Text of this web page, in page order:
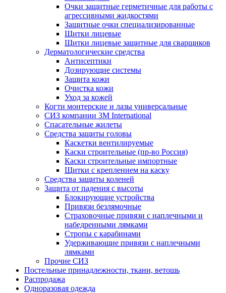
Очки защитные герметичные для работы с
агрессивными жидкостями
Защитные очки специализированные
Щитки лицевые
Щитки лицевые защитные для сварщиков
Дерматологические средства
Антисептики
Дозирующие системы
Защита кожи
Очистка кожи
Уход за кожей
Когти монтерские и лазы универсальные
СИЗ компании 3М International
Спасательные жилеты
Средства защиты головы
Каскетки вентилируемые
Каски строительные (пр-во Россия)
Каски строительные импортные
Щитки с креплением на каску
Средства защиты коленей
Защита от падения с высоты
Блокирующие устройства
Привязи безлямочные
Страховочные привязи с наплечными и
набедренными лямками
Стропы с карабинами
Удерживающие привязи с наплечными
лямками
Прочие СИЗ
Постельные принадлежности, ткани, ветошь
Распродажа
Одноразовая одежда